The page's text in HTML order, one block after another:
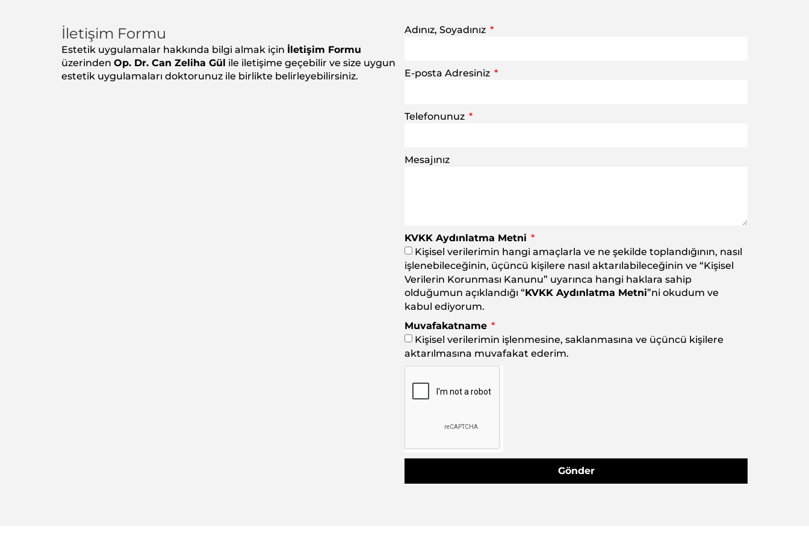
İletişim Formu
Estetik uygulamalar hakkında bilgi almak için İletişim Formu
üzerinden Op. Dr. Can Zeliha Gül ile iletişime geçebilir ve size uygun
estetik uygulamaları doktorunuz ile birlikte belirleyebilirsiniz.
Adınız, Soyadınız
E-posta Adresiniz
Telefonunuz
Mesajınız
KVKK Aydınlatma Metni
Kişisel verilerimin hangi amaçlarla ve ne şekilde toplandığının, nasıl
işlenebileceğinin, üçüncü kişilere nasıl aktarılabileceğinin ve “Kişisel
Verilerin Korunması Kanunu” uyarınca hangi haklara sahip
olduğumun açıklandığı “KVKK Aydınlatma Metni”ni okudum ve
kabul ediyorum.
Muvafakatname
Kişisel verilerimin işlenmesine, saklanmasına ve üçüncü kişilere
aktarılmasına muvafakat ederim.
Gönder